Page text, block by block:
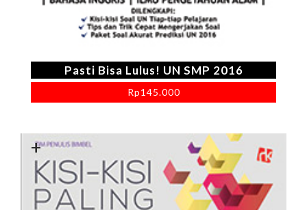
Pasti Bisa Lulus! UN SMP 2016
Rp145.000
+